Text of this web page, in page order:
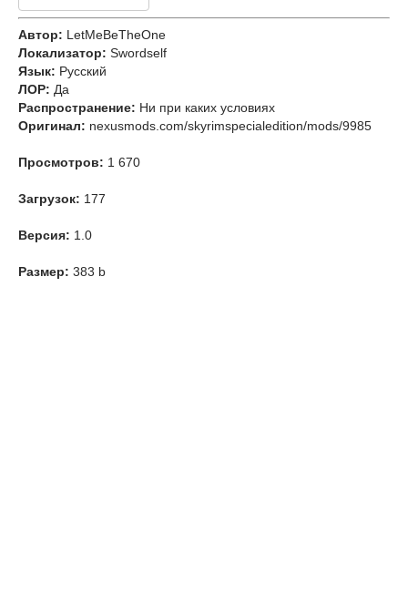
Автор: LetMeBeTheOne
Локализатор: Swordself
Язык: Русский
ЛОР: Да
Распространение: Ни при каких условиях
Оригинал: nexusmods.com/skyrimspecialedition/mods/9985
Просмотров: 1 670
Загрузок: 177
Версия: 1.0
Размер: 383 b